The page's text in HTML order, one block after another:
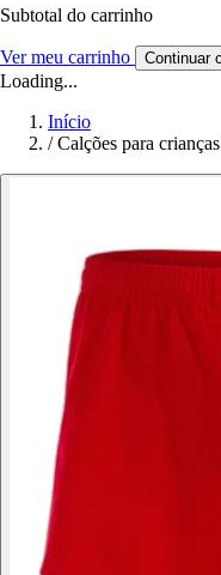
Subtotal do carrinho
Ver meu carrinho Continuar
Loading...
Início
/ Calções para